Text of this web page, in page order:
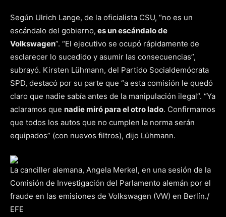
Según Ulrich Lange, de la oficialista CSU, “no es un
escándalo del gobierno, es un escándalo de
Volkswagen”. “El ejecutivo se ocupó rápidamente de
esclarecer lo sucedido y asumir las consecuencias”,
subrayó. Kirsten Lühmann, del Partido Socialdemócrata
SPD, destacó por su parte que “a esta comisión le quedó
claro que nadie sabía antes de la manipulación ilegal”. “Ya
aclaramos que nadie miró para el otro lado. Confirmamos
que todos los autos que no cumplen la norma serán
equipados” (con nuevos filtros), dijo Lühmann.
La canciller alemana, Angela Merkel, en una sesión de la
Comisión de Investigación del Parlamento alemán por el
fraude en las emisiones de Volkswagen (VW) en Berlín./
EFE